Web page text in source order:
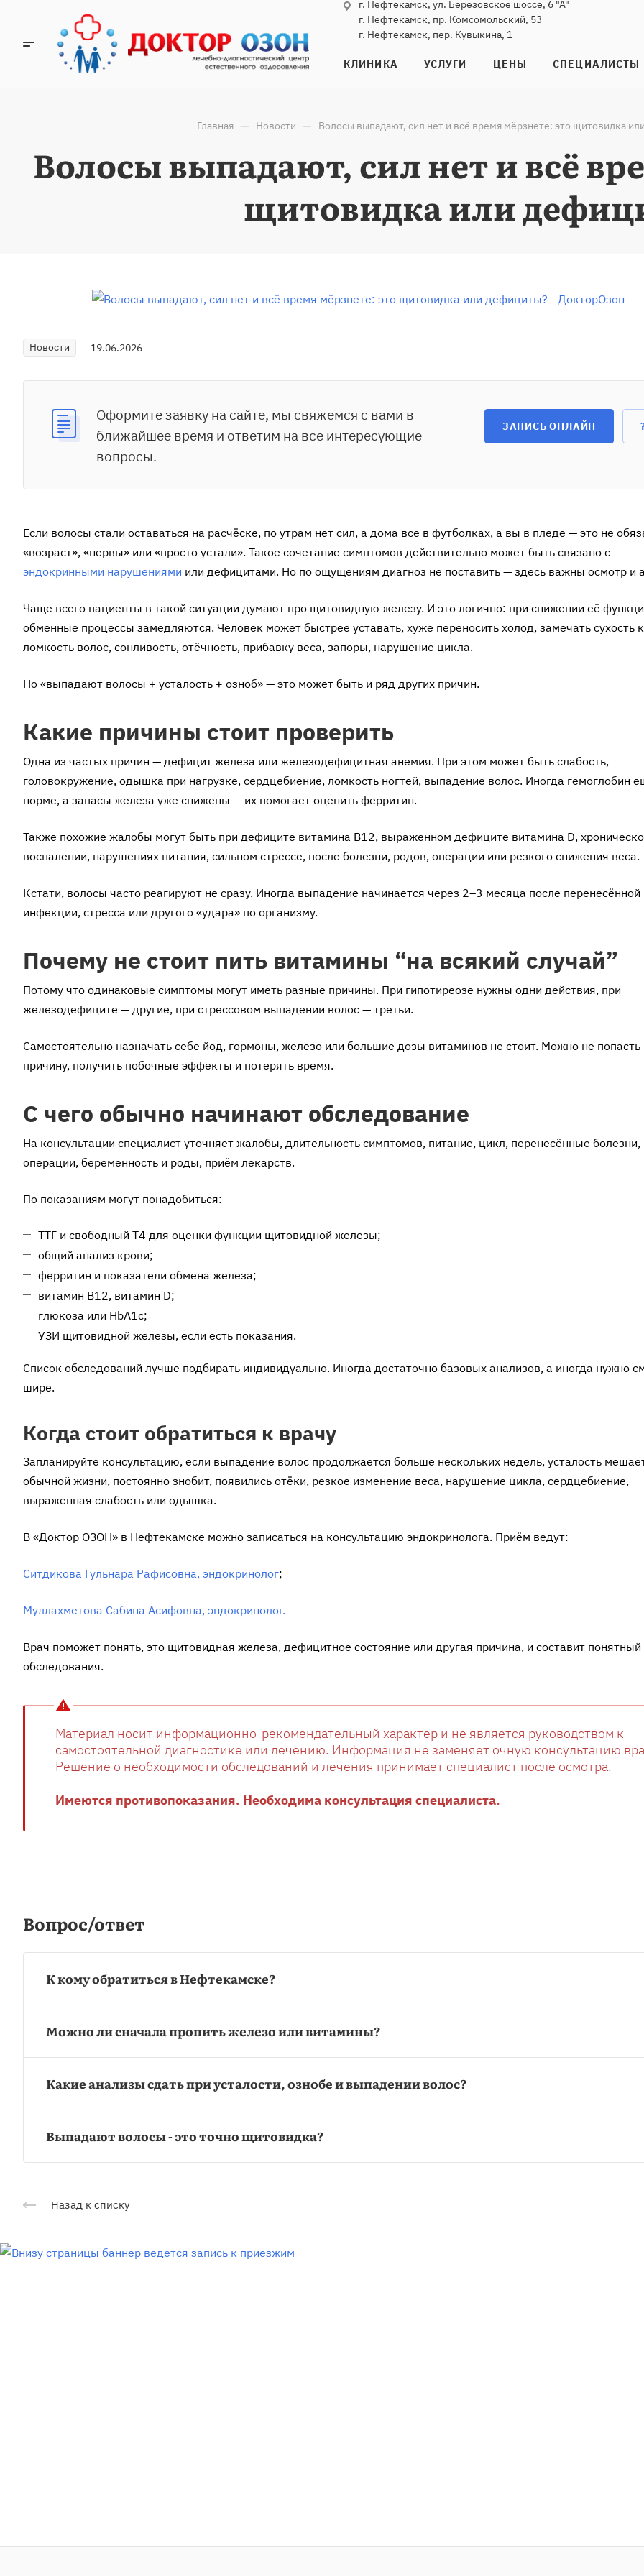
г. Нефтекамск, ул. Березовское шоссе, 6 "А"
г. Нефтекамск, пр. Комсомольский, 53
г. Нефтекамск, пер. Кувыкина, 1
КЛИНИКА УСЛУГИ ЦЕНЫ СПЕЦИАЛИСТЫ
Главная — Новости — Волосы выпадают, сил нет и всё время мёрзнете: это щитовидка
Волосы выпадают, сил нет и всё
щитовидка или
Новости 19.06.2026
Оформите заявку на сайте, мы свяжемся с вами в
ближайшее время и ответим на все интересующие
вопросы.
ЗАПИСЬ ОНЛАЙН
Если волосы стали оставаться на расчёске, по утрам нет сил, а дома все в футболках, а вы в пледе — это не
«возраст», «нервы» или «просто устали». Такое сочетание симптомов действительно может быть связано с
эндокринными нарушениями или дефицитами. Но по ощущениям диагноз не поставить — здесь важны осмотр и
Чаще всего пациенты в такой ситуации думают про щитовидную железу. И это логично: при снижении её
обменные процессы замедляются. Человек может быстрее уставать, хуже переносить холод, замечать сухость
ломкость волос, сонливость, отёчность, прибавку веса, запоры, нарушение цикла.
Но «выпадают волосы + усталость + озноб» — это может быть и ряд других причин.
Какие причины стоит проверить
Одна из частых причин — дефицит железа или железодефицитная анемия. При этом может быть слабость,
головокружение, одышка при нагрузке, сердцебиение, ломкость ногтей, выпадение волос. Иногда гемоглобин
норме, а запасы железа уже снижены — их помогает оценить ферритин.
Также похожие жалобы могут быть при дефиците витамина B12, выраженном дефиците витамина D,
воспалении, нарушениях питания, сильном стрессе, после болезни, родов, операции или резкого снижения веса.
Кстати, волосы часто реагируют не сразу. Иногда выпадение начинается через 2–3 месяца после перенесённой
инфекции, стресса или другого «удара» по организму.
Почему не стоит пить витамины “на всякий случай”
Потому что одинаковые симптомы могут иметь разные причины. При гипотиреозе нужны одни действия, при
железодефиците — другие, при стрессовом выпадении волос — третьи.
Самостоятельно назначать себе йод, гормоны, железо или большие дозы витаминов не стоит. Можно не попасть
причину, получить побочные эффекты и потерять время.
С чего обычно начинают обследование
На консультации специалист уточняет жалобы, длительность симптомов, питание, цикл, перенесённые болезни,
операции, беременность и роды, приём лекарств.
По показаниям могут понадобиться:
ТТГ и свободный Т4 для оценки функции щитовидной железы;
общий анализ крови;
ферритин и показатели обмена железа;
витамин B12, витамин D;
глюкоза или HbA1c;
УЗИ щитовидной железы, если есть показания.
Список обследований лучше подбирать индивидуально. Иногда достаточно базовых анализов, а иногда нужно
шире.
Когда стоит обратиться к врачу
Запланируйте консультацию, если выпадение волос продолжается больше нескольких недель, усталость
обычной жизни, постоянно знобит, появились отёки, резкое изменение веса, нарушение цикла, сердцебиение,
выраженная слабость или одышка.
В «Доктор ОЗОН» в Нефтекамске можно записаться на консультацию эндокринолога. Приём ведут:
Ситдикова Гульнара Рафисовна, эндокринолог;
Муллахметова Сабина Асифовна, эндокринолог.
Врач поможет понять, это щитовидная железа, дефицитное состояние или другая причина, и составит понятный
обследования.
Материал носит информационно-рекомендательный характер и не является руководством к
самостоятельной диагностике или лечению. Информация не заменяет очную консультацию
Решение о необходимости обследований и лечения принимает специалист после осмотра.
Имеются противопоказания. Необходима консультация специалиста.
Вопрос/ответ
К кому обратиться в Нефтекамске?
Можно ли сначала пропить железо или витамины?
Какие анализы сдать при усталости, ознобе и выпадении волос?
Выпадают волосы - это точно щитовидка?
Назад к списку